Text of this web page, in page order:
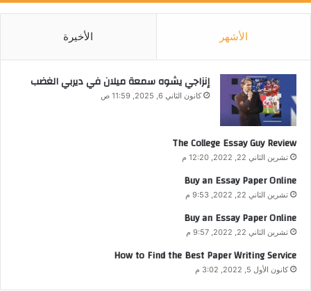
الأشهر الأخيرة
إنزاجي يشوه سمعة ميلان في ديربي الغضب
كانون الثاني 6, 2025, 11:59 ص
The College Essay Guy Review
تشرين الثاني 22, 2022, 12:20 م
Buy an Essay Paper Online
تشرين الثاني 22, 2022, 9:53 م
Buy an Essay Paper Online
تشرين الثاني 22, 2022, 9:57 م
How to Find the Best Paper Writing Service
كانون الأول 5, 2022, 3:02 م